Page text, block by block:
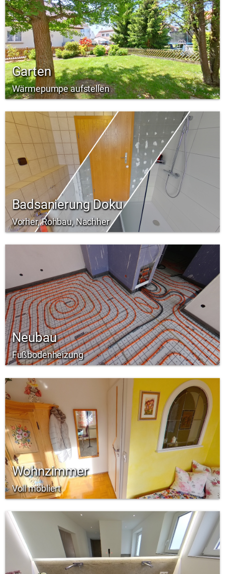
Garten
Wärmepumpe aufstellen
Badsanierung Doku
Vorher, Rohbau, Nachher
Neubau
Fußbodenheizung
Wohnzimmer
Voll möbliert